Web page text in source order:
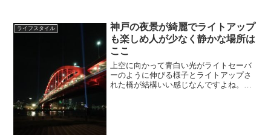
ライフスタイル
神戸の夜景が綺麗でライトアップ
も楽しめ人が少なく静かな場所は
ここ
上空に向かって青白い光がライトセーバ
ーのように伸びる様子とライトアップさ
れた橋が結構いい感じなんですよね。場